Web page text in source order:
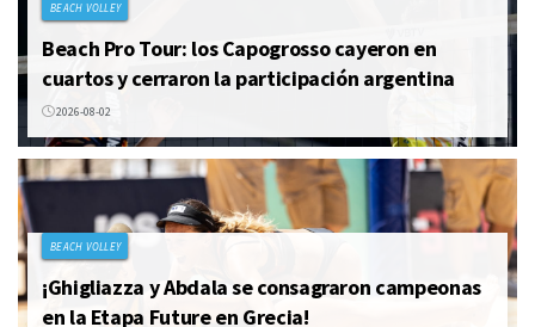
BEACH VOLLEY
Beach Pro Tour: los Capogrosso cayeron en
cuartos y cerraron la participación argentina
2026-08-02
BEACH VOLLEY
¡Ghigliazza y Abdala se consagraron campeonas
en la Etapa Future en Grecia!